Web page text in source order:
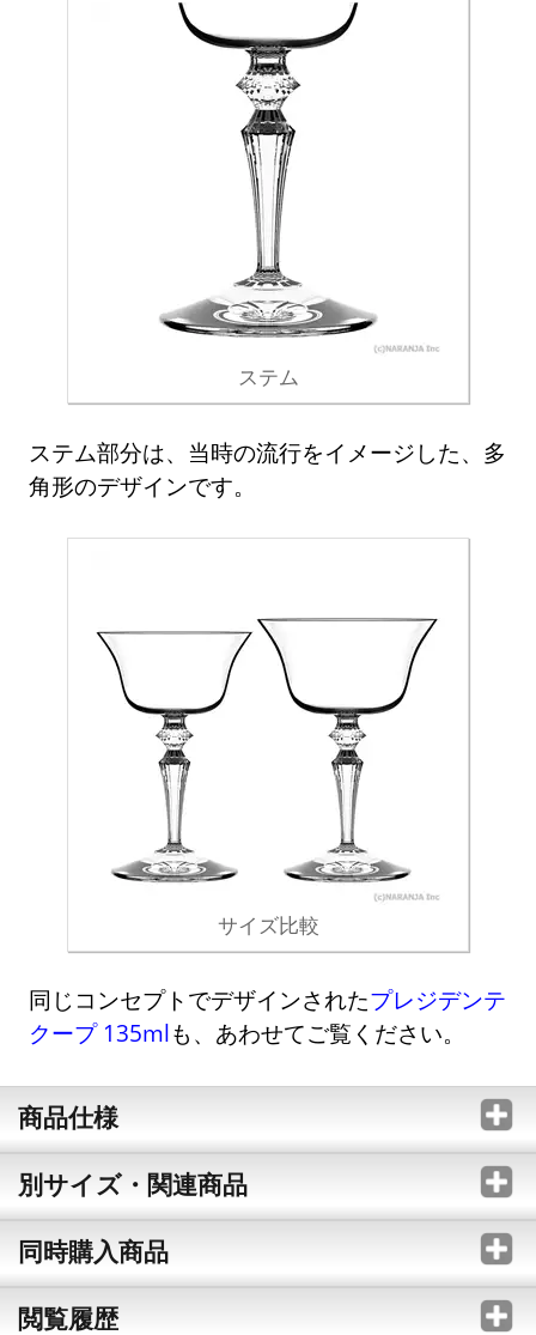
ステム
ステム部分は、当時の流行をイメージした、多
角形のデザインです。
サイズ比較
同じコンセプトでデザインされたプレジデンテ
クープ 135mlも、あわせてご覧ください。
商品仕様
別サイズ・関連商品
同時購入商品
閲覧履歴